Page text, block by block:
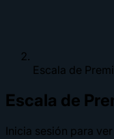
Escala de
Escala de
Inicia sesión para